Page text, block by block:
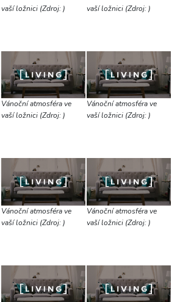
vaší ložnici (Zdroj: )
vaší ložnici (Zdroj: )
Vánoční atmosféra ve
vaší ložnici (Zdroj: )
Vánoční atmosféra ve
vaší ložnici (Zdroj: )
Vánoční atmosféra ve
vaší ložnici (Zdroj: )
Vánoční atmosféra ve
vaší ložnici (Zdroj: )